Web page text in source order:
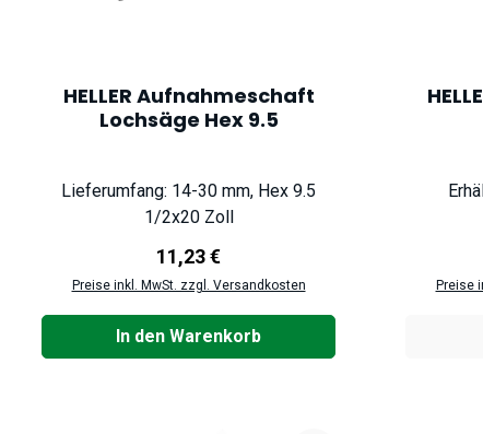
HELLER Aufnahmeschaft
Lochsäge Hex 9.5
Lieferumfang: 14-30 mm, Hex 9.5
1/2x20 Zoll
Regulärer Preis:
11,23 €
Preise inkl. MwSt. zzgl. Versandkosten
In den Warenkorb
Preise